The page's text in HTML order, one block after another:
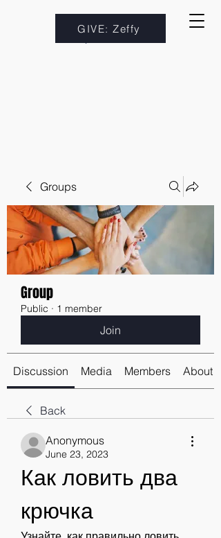
GIVE: Zeffy
Groups
Group
Public · 1 member
Join
Discussion Media Members About
Back
Anonymous
June 23, 2023
Как ловить два
крючка